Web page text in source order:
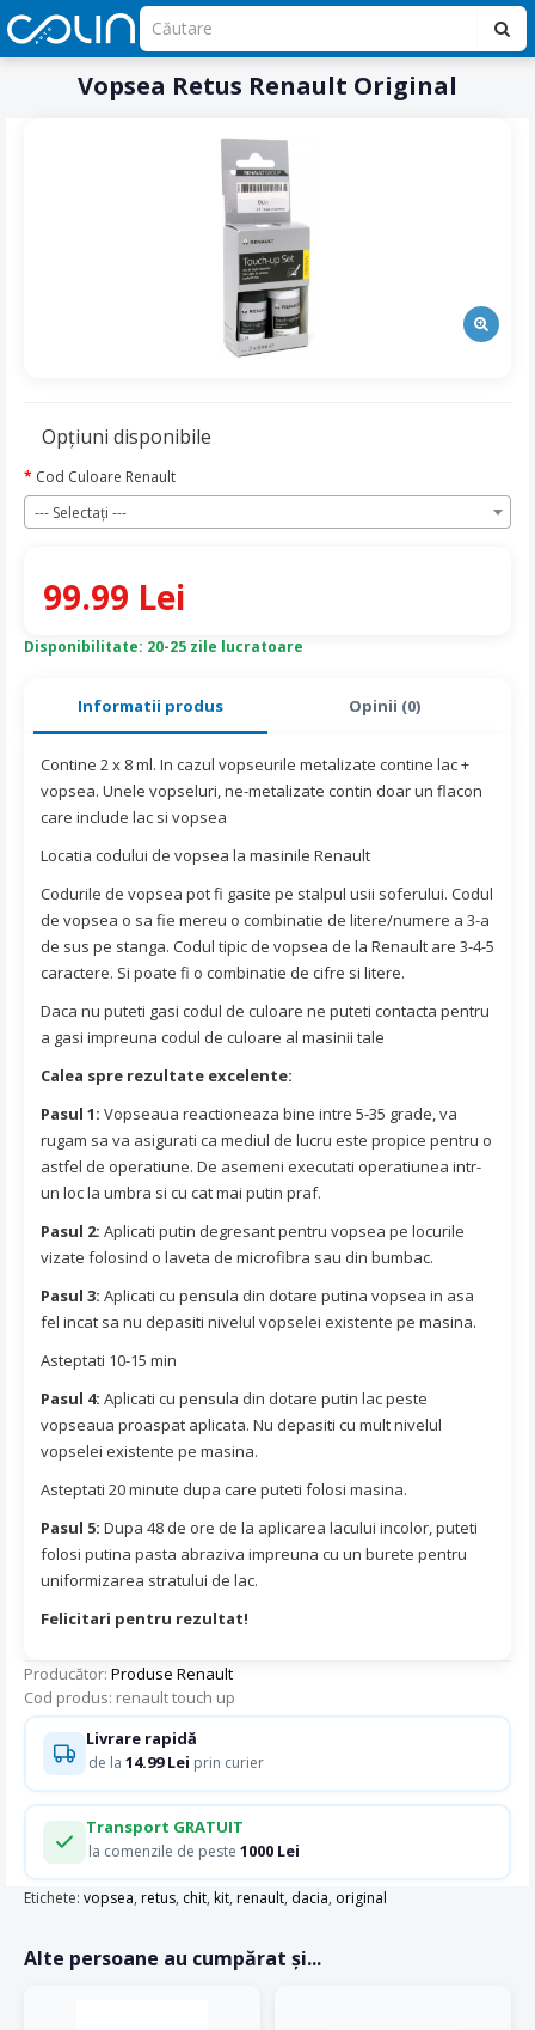
Vopsea Retus Renault Original
Informatii produs Opinii (0)
Contine 2 x 8 ml. In cazul vopseurile metalizate contine lac +
vopsea. Unele vopseluri, ne-metalizate contin doar un flacon
care include lac si vopsea
Locatia codului de vopsea la masinile Renault
Codurile de vopsea pot fi gasite pe stalpul usii soferului. Codul
de vopsea o sa fie mereu o combinatie de litere/numere a 3-a
de sus pe stanga. Codul tipic de vopsea de la Renault are 3-4-5
caractere. Si poate fi o combinatie de cifre si litere.
Daca nu puteti gasi codul de culoare ne puteti contacta pentru
a gasi impreuna codul de culoare al masinii tale
Calea spre rezultate excelente:
Pasul 1: Vopseaua reactioneaza bine intre 5-35 grade, va
rugam sa va asigurati ca mediul de lucru este propice pentru o
astfel de operatiune. De asemeni executati operatiunea intr-
un loc la umbra si cu cat mai putin praf.
Pasul 2: Aplicati putin degresant pentru vopsea pe locurile
vizate folosind o laveta de microfibra sau din bumbac.
Pasul 3: Aplicati cu pensula din dotare putina vopsea in asa
fel incat sa nu depasiti nivelul vopselei existente pe masina.
Asteptati 10-15 min
Pasul 4: Aplicati cu pensula din dotare putin lac peste
vopseaua proaspat aplicata. Nu depasiti cu mult nivelul
vopselei existente pe masina.
Asteptati 20 minute dupa care puteti folosi masina.
Pasul 5: Dupa 48 de ore de la aplicarea lacului incolor, puteti
folosi putina pasta abraziva impreuna cu un burete pentru
uniformizarea stratului de lac.
Felicitari pentru rezultat!
Producător: Produse Renault
Cod produs: renault touch up
Disponibilitate: 20-25 zile lucratoare
99.99 Lei
Opţiuni disponibile
Cod Culoare Renault
--- Selectaţi ---
Livrare rapidă
de la 14.99 Lei prin curier
Transport GRATUIT
la comenzile de peste 1000 Lei
Etichete: vopsea, retus, chit, kit, renault, dacia, original
Alte persoane au cumpărat și...